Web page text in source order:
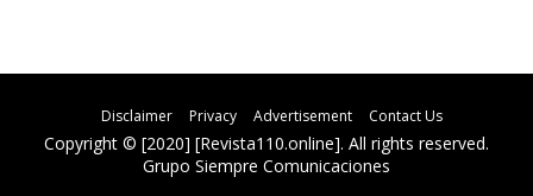
Disclaimer Privacy Advertisement Contact Us
Copyright © [2020] [Revista110.online]. All rights reserved.
Grupo Siempre Comunicaciones